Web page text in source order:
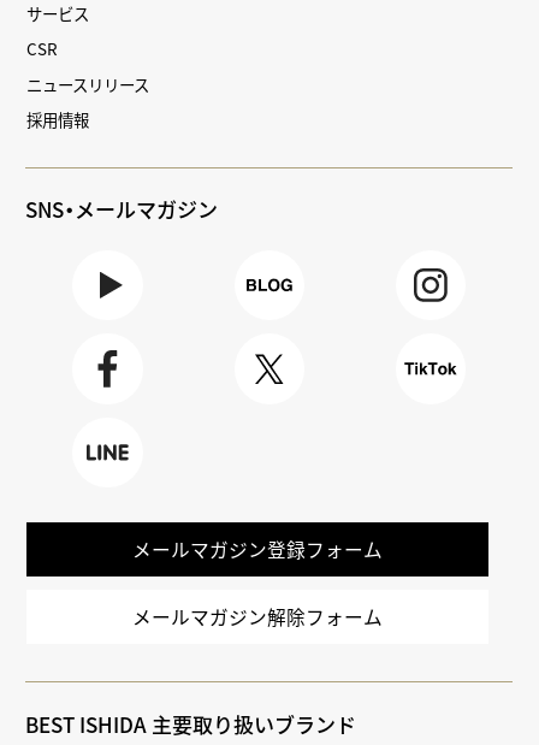
サービス
CSR
ニュースリリース
採用情報
SNS・メールマガジン
メールマガジン登録フォーム
メールマガジン解除フォーム
BEST ISHIDA 主要取り扱いブランド